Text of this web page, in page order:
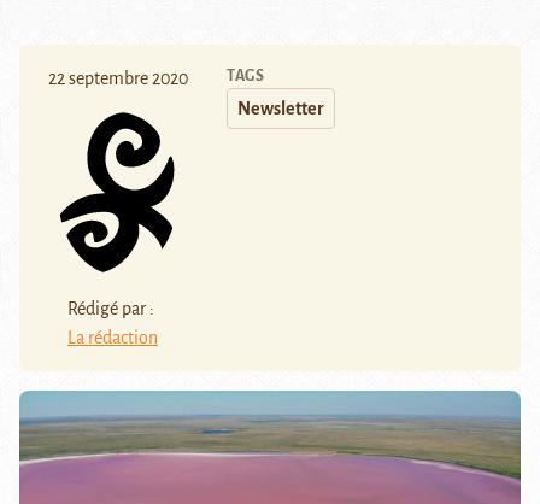
22 septembre 2020
Rédigé par :
La rédaction
TAGS
Newsletter